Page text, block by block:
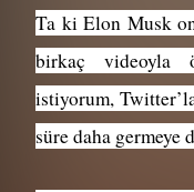
Ta ki Elon Musk
birkaç videoyla
istiyorum,
süre daha germeye